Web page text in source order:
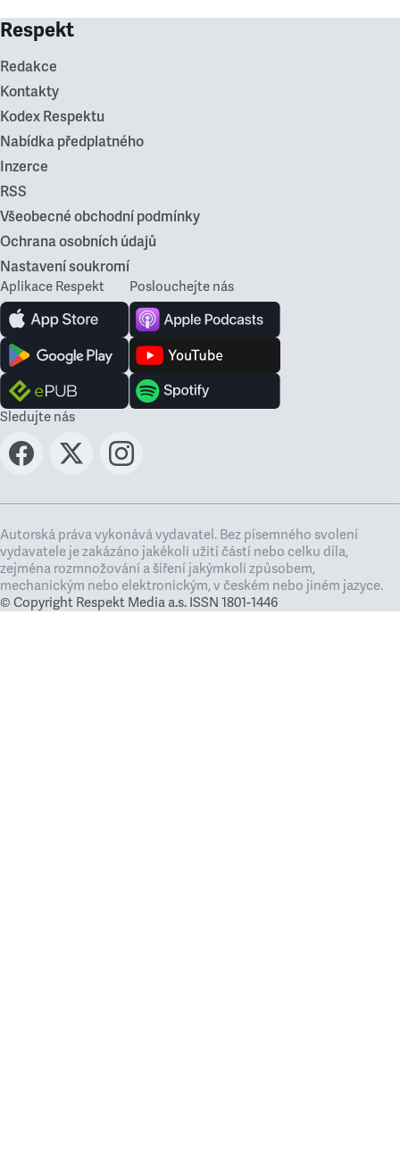
Respekt
Redakce
Kontakty
Kodex Respektu
Nabídka předplatného
Inzerce
RSS
Všeobecné obchodní podmínky
Ochrana osobních údajů
Nastavení soukromí
Aplikace Respekt Poslouchejte nás
Sledujte nás
Autorská práva vykonává vydavatel. Bez písemného svolení
vydavatele je zakázáno jakékoli užití částí nebo celku díla,
zejména rozmnožování a šíření jakýmkoli způsobem,
mechanickým nebo elektronickým, v českém nebo jiném jazyce.
© Copyright Respekt Media a.s. ISSN 1801-1446